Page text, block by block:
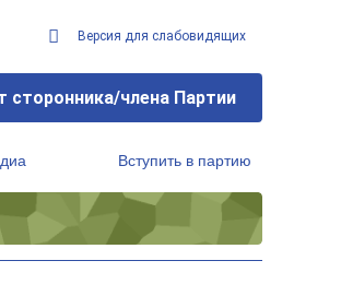
Версия для слабовидящих
сторонника/члена Партии
Вступить в партию